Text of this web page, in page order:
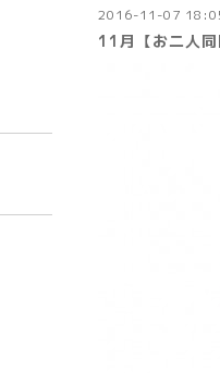
2016-11-07
11月【お二人同